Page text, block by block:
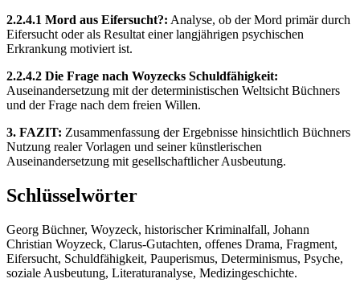
2.2.4.1 Mord aus Eifersucht?: Analyse, ob der Mord primär durch
Eifersucht oder als Resultat einer langjährigen psychischen
Erkrankung motiviert ist.
2.2.4.2 Die Frage nach Woyzecks Schuldfähigkeit:
Auseinandersetzung mit der deterministischen Weltsicht Büchners
und der Frage nach dem freien Willen.
3. FAZIT: Zusammenfassung der Ergebnisse hinsichtlich Büchners
Nutzung realer Vorlagen und seiner künstlerischen
Auseinandersetzung mit gesellschaftlicher Ausbeutung.
Schlüsselwörter
Georg Büchner, Woyzeck, historischer Kriminalfall, Johann
Christian Woyzeck, Clarus-Gutachten, offenes Drama, Fragment,
Eifersucht, Schuldfähigkeit, Pauperismus, Determinismus, Psyche,
soziale Ausbeutung, Literaturanalyse, Medizingeschichte.